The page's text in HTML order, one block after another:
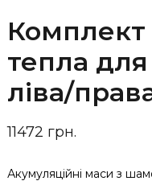
Комплект
тепла
ліва/
11472 грн.
Акумуляційні маси з